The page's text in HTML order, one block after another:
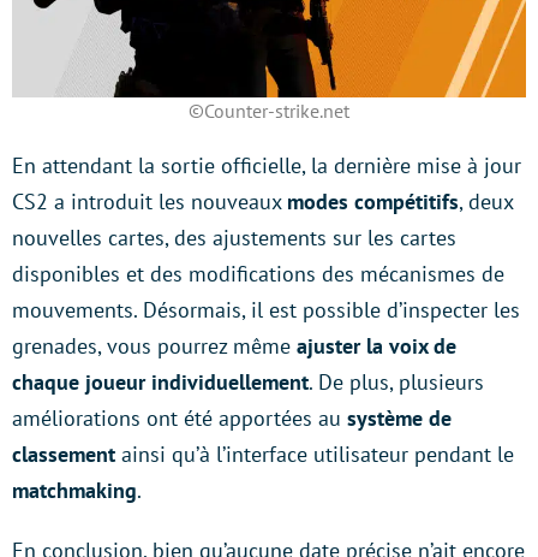
©Counter-strike.net
En attendant la sortie officielle, la dernière mise à jour
CS2 a introduit les nouveaux modes compétitifs, deux
nouvelles cartes, des ajustements sur les cartes
disponibles et des modifications des mécanismes de
mouvements. Désormais, il est possible d’inspecter les
grenades, vous pourrez même ajuster la voix de
chaque joueur individuellement. De plus, plusieurs
améliorations ont été apportées au système de
classement ainsi qu’à l’interface utilisateur pendant le
matchmaking.
En conclusion, bien qu’aucune date précise n’ait encore